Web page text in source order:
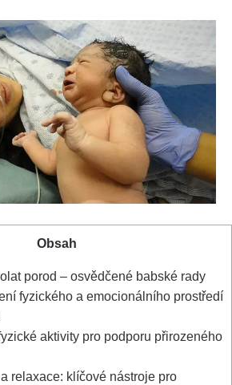
Obsah
​porod – osvědčené babské rady
fyzického a emocionálního prostředí
aktivity pro podporu přirozeného
relaxace: klíčové⁣ nástroje pro